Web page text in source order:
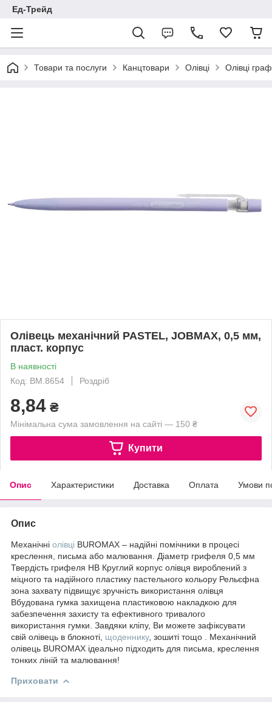
Ед-Трейд
Товари та послуги Канцтовари Олівці Олівці
Олівець механічний PASTEL, JOBMAX, 0,5 мм,
пласт. корпус
В наявності
Код: BM.8654
Роздріб
8,84 ₴
Мінімальна сума замовлення на сайті — 150 ₴
Купити
Опис Характеристики Доставка Оплата Умови
Опис
Механічні олівці BUROMAX – надійні помічники в процесі
креслення, письма або малювання. Діаметр грифеля 0,5 мм
Твердість грифеля HB Круглий корпус олівця вироблений з
міцного та надійного пластику пастельного кольору Рельєфна
зона захвату підвищує зручність використання олівця
Вбудована гумка захищена пластиковою накладкою для
забезпечення захисту та ефективного тривалого
використання гумки. Завдяки кліпу, Ви можете зафіксувати
свій олівець в блокноті, щоденнику, зошиті тощо . Механічний
олівець BUROMAX ідеально підходить для письма, креслення
тонких ліній та малювання!
Приховати